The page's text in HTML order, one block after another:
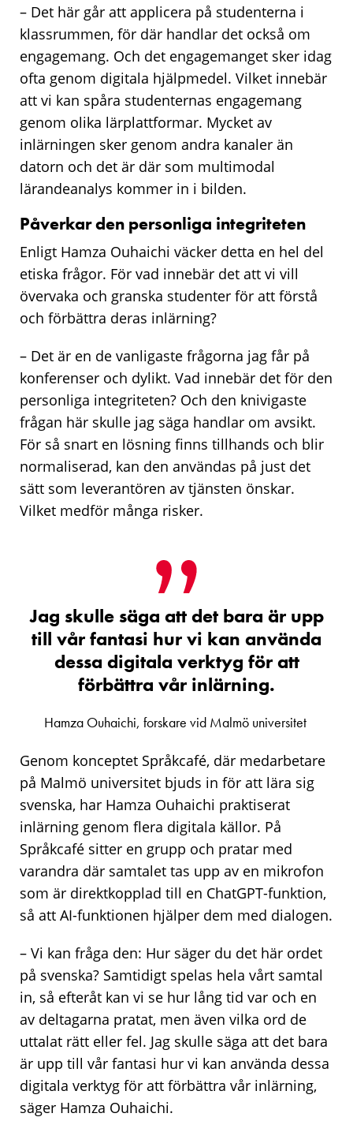
– Det här går att applicera på studenterna i
klassrummen, för där handlar det också om
engagemang. Och det engagemanget sker idag
ofta genom digitala hjälpmedel. Vilket innebär
att vi kan spåra studenternas engagemang
genom olika lärplattformar. Mycket av
inlärningen sker genom andra kanaler än
datorn och det är där som multimodal
lärandeanalys kommer in i bilden.
Påverkar den personliga integriteten
Enligt Hamza Ouhaichi väcker detta en hel del
etiska frågor. För vad innebär det att vi vill
övervaka och granska studenter för att förstå
och förbättra deras inlärning?
– Det är en de vanligaste frågorna jag får på
konferenser och dylikt. Vad innebär det för den
personliga integriteten? Och den knivigaste
frågan här skulle jag säga handlar om avsikt.
För så snart en lösning finns tillhands och blir
normaliserad, kan den användas på just det
sätt som leverantören av tjänsten önskar.
Vilket medför många risker.
Jag skulle säga att det bara är upp
till vår fantasi hur vi kan använda
dessa digitala verktyg för att
förbättra vår inlärning.
Hamza Ouhaichi, forskare vid Malmö universitet
Genom konceptet Språkcafé, där medarbetare
på Malmö universitet bjuds in för att lära sig
svenska, har Hamza Ouhaichi praktiserat
inlärning genom flera digitala källor. På
Språkcafé sitter en grupp och pratar med
varandra där samtalet tas upp av en mikrofon
som är direktkopplad till en ChatGPT-funktion,
så att AI-funktionen hjälper dem med dialogen.
– Vi kan fråga den: Hur säger du det här ordet
på svenska? Samtidigt spelas hela vårt samtal
in, så efteråt kan vi se hur lång tid var och en
av deltagarna pratat, men även vilka ord de
uttalat rätt eller fel. Jag skulle säga att det bara
är upp till vår fantasi hur vi kan använda dessa
digitala verktyg för att förbättra vår inlärning,
säger Hamza Ouhaichi.